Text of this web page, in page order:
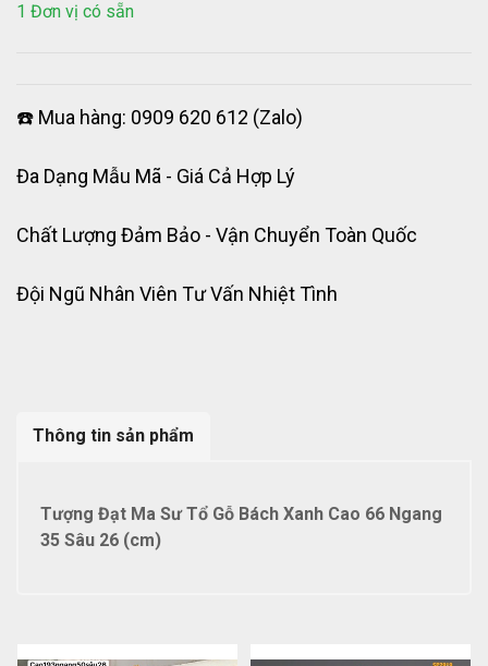
1 Đơn vị có sẵn
☎️ Mua hàng: 0909 620 612 (Zalo)
Đa Dạng Mẫu Mã - Giá Cả Hợp Lý
Chất Lượng Đảm Bảo - Vận Chuyển Toàn Quốc
Đội Ngũ Nhân Viên Tư Vấn Nhiệt Tình
Thông tin sản phẩm
Tượng Đạt Ma Sư Tổ Gỗ Bách Xanh Cao 66 Ngang
35 Sâu 26 (cm)